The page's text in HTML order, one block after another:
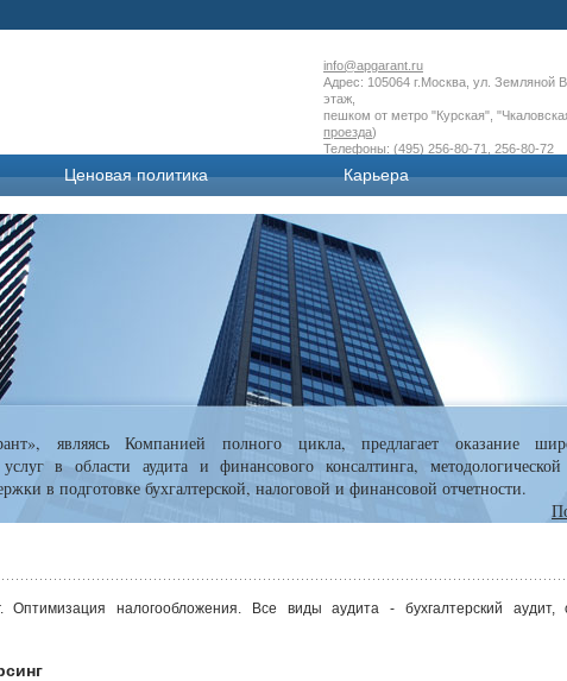
info@apgarant.ru
Адрес: 105064 г.Москва, ул. Земляной
этаж,
пешком от метро "Курская",
проезда)
Телефоны: (495) 256-80-71, 256-80-72
Ценовая политика Карьера
являясь Компанией полного цикла, предлагает оказание
услуг в области аудита и финансового консалтинга,
в подготовке бухгалтерской, налоговой и финансовой отчетности.
Оптимизация налогообложения. Все виды аудита - бухгалтерский аудит,